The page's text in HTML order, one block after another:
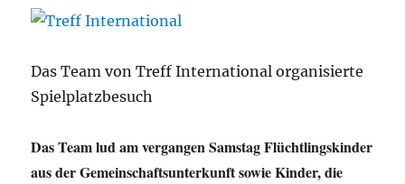
Das Team von Treff International organisierte
Spielplatzbesuch
Das Team lud am vergangen Samstag Flüchtlingskinder
aus der Gemeinschaftsunterkunft sowie Kinder, die